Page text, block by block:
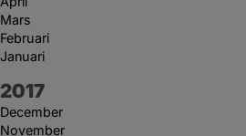
Mars
Februari
Januari
År:
2017
December
November